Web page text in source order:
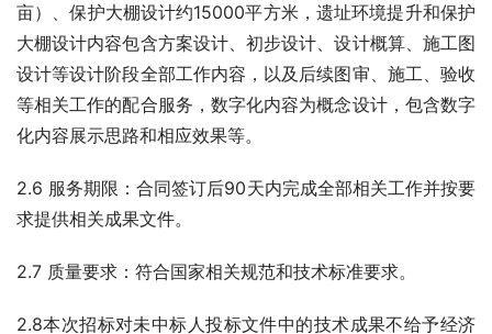
亩）、保护大棚设计约15000平方米，遗址环境提升和保护
大棚设计内容包含方案设计、初步设计、设计概算、施工图
设计等设计阶段全部工作内容，以及后续图审、施工、验收
等相关工作的配合服务，数字化内容为概念设计，包含数字
化内容展示思路和相应效果等。
2.6 服务期限：合同签订后90天内完成全部相关工作并按要
求提供相关成果文件。
2.7 质量要求：符合国家相关规范和技术标准要求。
2.8本次招标对未中标人投标文件中的技术成果不给予经济